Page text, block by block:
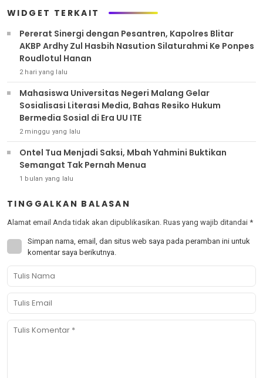
WIDGET TERKAIT
Pererat Sinergi dengan Pesantren, Kapolres Blitar
AKBP Ardhy Zul Hasbih Nasution Silaturahmi Ke Ponpes
Roudlotul Hanan
2 hari yang lalu
Mahasiswa Universitas Negeri Malang Gelar
Sosialisasi Literasi Media, Bahas Resiko Hukum
Bermedia Sosial di Era UU ITE
2 minggu yang lalu
Ontel Tua Menjadi Saksi, Mbah Yahmini Buktikan
Semangat Tak Pernah Menua
1 bulan yang lalu
TINGGALKAN BALASAN
Alamat email Anda tidak akan dipublikasikan. Ruas yang wajib ditandai *
Simpan nama, email, dan situs web saya pada peramban ini untuk
komentar saya berikutnya.